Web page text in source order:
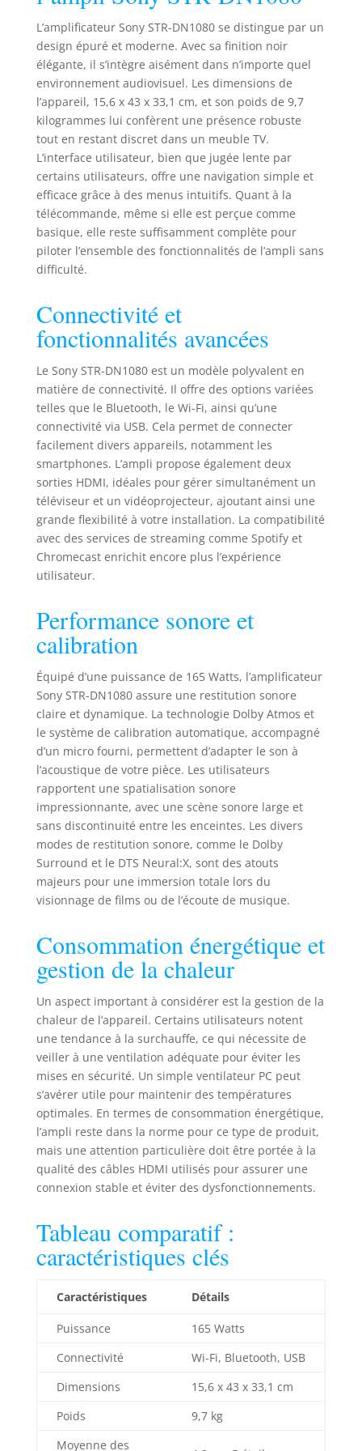
Digital, Dolby Dual
Mono, DTS: X, DTS
HD MA, DTS HD
HR, DTS, DTS-ES
(Matrix6.1 /
Discrete6.1), DTS
96/24 Calibration
automatique
améliorée grâce au
microphone stéréo
fourni, prise en
compte de vos
meubles, son
surround fantôme
pour un son en
versatile : jouez
votre contenu
depuis une large
variété de sources
grâce au HDMI
in/out (6/2), USB,
Bluetooth/NFC,
Chromecast
intégré, Spotify
Connect, Multi-
room Canal
prédéfini
électrique (mode
:décodables 7ch +
Phantom 2ch
L’amplificateur Sony STR-DN1080 se distingue par un
design épuré et moderne. Avec sa finition noir
élégante, il s’intègre aisément dans n’importe quel
environnement audiovisuel. Les dimensions de
l’appareil, 15,6 x 43 x 33,1 cm, et son poids de 9,7
kilogrammes lui confèrent une présence robuste
tout en restant discret dans un meuble TV.
L’interface utilisateur, bien que jugée lente par
certains utilisateurs, offre une navigation simple et
efficace grâce à des menus intuitifs. Quant à la
télécommande, même si elle est perçue comme
basique, elle reste suffisamment complète pour
piloter l’ensemble des fonctionnalités de l’ampli sans
difficulté.
Connectivité et
fonctionnalités avancées
Le Sony STR-DN1080 est un modèle polyvalent en
matière de connectivité. Il offre des options variées
telles que le Bluetooth, le Wi-Fi, ainsi qu’une
connectivité via USB. Cela permet de connecter
facilement divers appareils, notamment les
smartphones. L’ampli propose également deux
sorties HDMI, idéales pour gérer simultanément un
téléviseur et un vidéoprojecteur, ajoutant ainsi une
grande flexibilité à votre installation. La compatibilité
avec des services de streaming comme Spotify et
Chromecast enrichit encore plus l’expérience
utilisateur.
Performance sonore et
calibration
Équipé d’une puissance de 165 Watts, l’amplificateur
Sony STR-DN1080 assure une restitution sonore
claire et dynamique. La technologie Dolby Atmos et
le système de calibration automatique, accompagné
d’un micro fourni, permettent d’adapter le son à
l’acoustique de votre pièce. Les utilisateurs
rapportent une spatialisation sonore
impressionnante, avec une scène sonore large et
sans discontinuité entre les enceintes. Les divers
modes de restitution sonore, comme le Dolby
Surround et le DTS Neural:X, sont des atouts
majeurs pour une immersion totale lors du
visionnage de films ou de l’écoute de musique.
Consommation énergétique et
gestion de la chaleur
Un aspect important à considérer est la gestion de la
chaleur de l’appareil. Certains utilisateurs notent
une tendance à la surchauffe, ce qui nécessite de
veiller à une ventilation adéquate pour éviter les
mises en sécurité. Un simple ventilateur PC peut
s’avérer utile pour maintenir des températures
optimales. En termes de consommation énergétique,
l’ampli reste dans la norme pour ce type de produit,
mais une attention particulière doit être portée à la
qualité des câbles HDMI utilisés pour assurer une
connexion stable et éviter des dysfonctionnements.
Tableau comparatif :
caractéristiques clés
Caractéristiques Détails
Puissance
165 Watts
Connectivité
Wi-Fi, Bluetooth, USB
Dimensions
15,6 x 43 x 33,1 cm
Poids
9,7 kg
Moyenne des